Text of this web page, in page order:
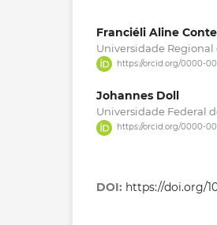
Franciéli Aline Conte
Universidade Regional
https://orcid.org/0000-
Johannes Doll
Universidade Federal
https://orcid.org/0000-
DOI: https://doi.org/